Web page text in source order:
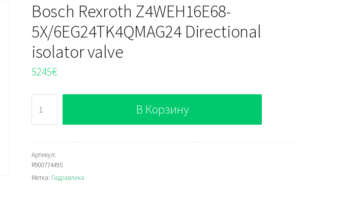
Bosch Rexroth Z4WEH16E68-
5X/6EG24TK4QMAG24 Directional
isolator valve
5245€
Bosch
Rexroth
Z4WEH16E68-
5X/6EG24TK4QMAG24
Directional
isolator
В Корзину
Артикул:
R900774495
Метка: Гидравлика